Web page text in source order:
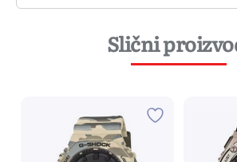
Slični